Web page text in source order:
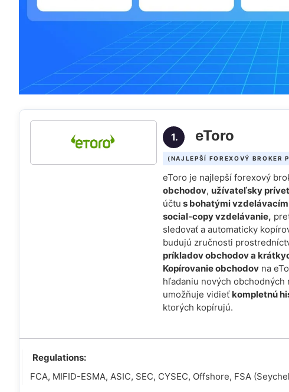
1. eToro
(NAJLEPŠÍ FOREXOVÝ BROKER
eToro je najlepší forexový
obchodov, užívateľsky
účtu s bohatými
social-copy vzdelávanie,
sledovať a automaticky
budujú zručnosti
príkladov obchodov a
Kopírovanie obchodov na
hľadaniu nových obchodných
umožňuje vidieť kompletnú
ktorých kopírujú.
Regulations:
FCA, MIFID-ESMA, ASIC, SEC, CYSEC, Offshore, FSA